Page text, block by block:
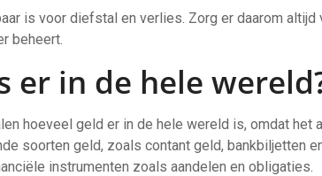
is voor diefstal en verlies. Zorg er daarom altijd
beheert.
er in de hele
hoeveel geld er in de hele wereld is, omdat het
soorten geld, zoals contant geld, bankbiljetten
instrumenten zoals aandelen en obligaties.